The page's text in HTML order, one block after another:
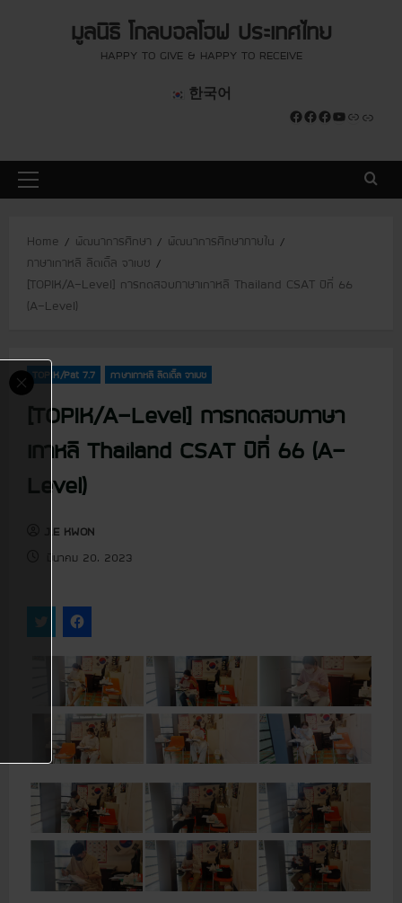
มูลนิธิ โกลบอลโฮฟ ประเทศไทย
HAPPY TO GIVE & HAPPY TO RECEIVE
한국어
Facebook Facebook Facebook YouTube Link Link
P
e
n
u
Home พัฒนาการศึกษา
พัฒนาการศึกษาภายใน
ภาษาเกาหลี ลิตเติ้ล จาเบซ
[TOPIK/A-Level] การทดสอบภาษาเกาหลี Thailand CSAT ปีที่ 66
(A-Level)
TOPIK/Pat 7.7 ภาษาเกาหลี ลิตเติ้ล จาเบซ
[TOPIK/A-Level] การทดสอบภาษา
เกาหลี Thailand CSAT ปีที่ 66 (A-
Level)
J.E KWON
มีนาคม 20, 2023